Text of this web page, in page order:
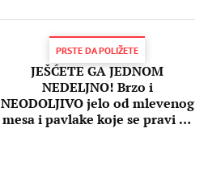
PRSTE DA POLIŽETE
JEŠĆETE GA JEDNOM
NEDELJNO! Brzo i
NEODOLJIVO jelo od mlevenog
mesa i pavlake koje se pravi za